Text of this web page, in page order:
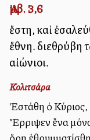
Ἀμβ. 3,6
ἔστη, καὶ
ἔθνη. διεθρύβη
αἰώνιοι.
Κολιτσάρα
Ἐστάθη ὁ Κύριος,
Ἔρριψεν ἕνα